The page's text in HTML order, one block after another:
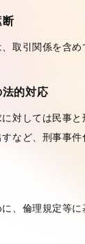
断
取引関係を含
的対応
対しては民事
など、刑事事件
、倫理規定等